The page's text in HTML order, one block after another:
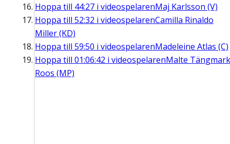
Hoppa till 44:27 i videospelarenMaj Karlsson (V)
Hoppa till 52:32 i videospelarenCamilla Rinaldo
Miller (KD)
Hoppa till 59:50 i videospelarenMadeleine Atlas (C)
Hoppa till 01:06:42 i videospelarenMalte Tängmark
Roos (MP)